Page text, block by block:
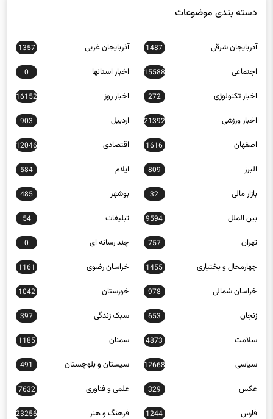
دسته بندی موضوعات
آذربایجان شرقی 1487 آذربایجان غربی 1357
اجتماعی 15588 اخبار استانها 0
اخبار تکنولوژی 272 اخبار روز 16152
اخبار ورزشی 21392 اردبیل 903
اصفهان 1616 اقتصادی 12046
البرز 809 ایلام 584
بازار مالی 32 بوشهر 485
بین الملل 9594 تبلیغات 54
تهران 757 چند رسانه ای 0
چهارمحال و بختیاری 1455 خراسان رضوی 1161
خراسان شمالی 978 خوزستان 1042
زنجان 653 سبک زندگی 397
سلامت 4873 سمنان 1185
سیاسی 12668 سیستان و بلوچستان 491
عکس 329 علمی و فناوری 7632